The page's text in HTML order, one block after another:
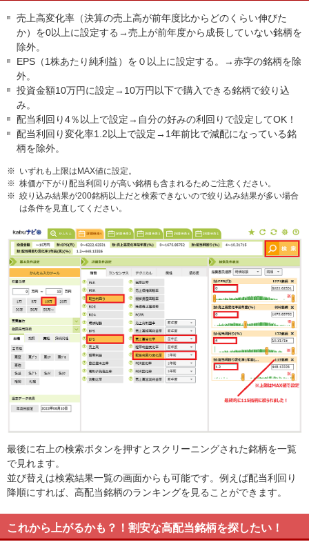
売上高変化率（決算の売上高が前年度比からどのくらい伸びた
か）を0以上に設定する→売上が前年度から成長していない銘柄を
除外。
EPS（1株あたり純利益）を０以上に設定する。→赤字の銘柄を除
外。
投資金額10万円に設定→10万円以下で購入できる銘柄で絞り込
み。
配当利回り4％以上で設定→自分の好みの利回りで設定してOK！
配当利回り変化率1.2以上で設定→1年前比で減配になっている銘
柄を除外。
※ いずれも上限はMAX値に設定。
※ 株価が下がり配当利回りが高い銘柄も含まれるためご注意ください。
※ 絞り込み結果が200銘柄以上だと検索できないので絞り込み結果が多い場合
は条件を見直してください。
最後に右上の検索ボタンを押すとスクリーニングされた銘柄を一覧
で見れます。
並び替えは検索結果一覧の画面からも可能です。例えば配当利回り
降順にすれば、高配当銘柄のランキングを見ることができます。
これから上がるかも？！割安な高配当銘柄を探したい！